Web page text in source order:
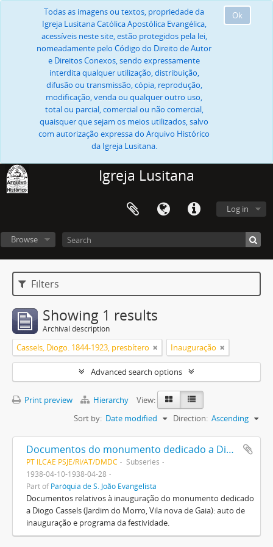
Ok
Todas as imagens ou textos, propriedade da
Igreja Lusitana Católica Apostólica Evangélica,
acessíveis neste site, estão protegidos pela lei,
nomeadamente pelo Código do Direito de Autor
e Direitos Conexos, sendo expressamente
interdita qualquer utilização, distribuição,
difusão ou transmissão, cópia, reprodução,
modificação, venda ou qualquer outro uso,
total ou parcial, comercial ou não comercial,
quaisquer que sejam os meios utilizados, salvo
com autorização expressa do Arquivo Histórico
da Igreja Lusitana.
Igreja Lusitana
Log in
Browse
Filters
Showing 1 results
Archival description
Cassels, Diogo. 1844-1923, presbítero Inauguração
Advanced search options
Print preview Hierarchy
View:
Sort by: Date modified Direction: Ascending
Documentos do monumento dedicado a Diogo Cassels
PT ILCAE PSJE/RI/AT/DMDC
Subseries
1938-04-10-1938-04-28
Part ofParóquia de S. João Evangelista
Documentos relativos à inauguração do monumento dedicado
a Diogo Cassels (Jardim do Morro, Vila nova de Gaia): auto de
inauguração e programa da festividade.